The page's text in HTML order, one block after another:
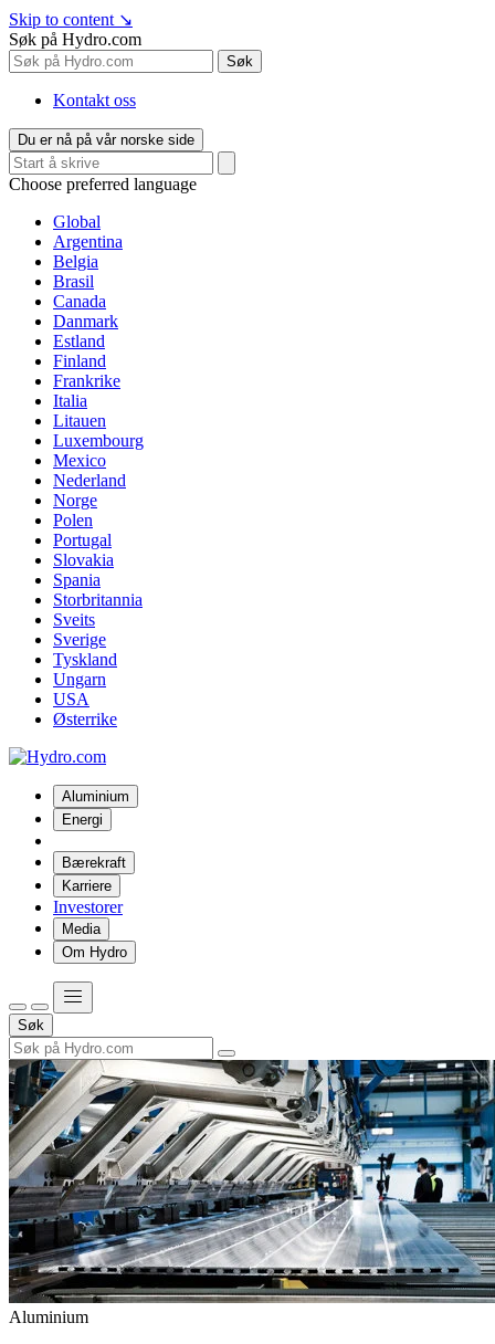
Skip to content ↘
Søk på Hydro.com
Søk
Kontakt oss
Du er nå på vår norske side
Choose preferred language
Global
Argentina
Belgia
Brasil
Canada
Danmark
Estland
Finland
Frankrike
Italia
Litauen
Luxembourg
Mexico
Nederland
Norge
Polen
Portugal
Slovakia
Spania
Storbritannia
Sveits
Sverige
Tyskland
Ungarn
USA
Østerrike
Aluminium
Energi
Bærekraft
Karriere
Investorer
Media
Om Hydro
Søk
Aluminium